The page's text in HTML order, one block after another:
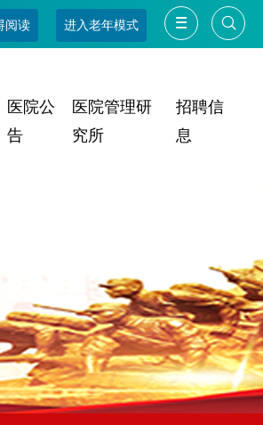
阅读 进入老年模式
医院公
告
医院管理研
究所
招聘信
息